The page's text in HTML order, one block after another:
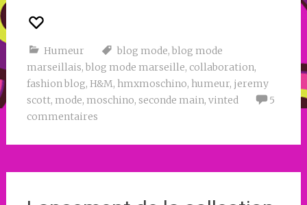
Humeur blog mode, blog mode
marseillais, blog mode marseille, collaboration,
fashion blog, H&M, hmxmoschino, humeur, jeremy
scott, mode, moschino, seconde main, vinted
5
commentaires